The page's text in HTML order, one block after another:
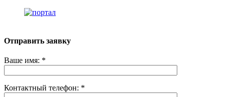
Отправить заявку
Ваше имя: *
Контактный телефон: *